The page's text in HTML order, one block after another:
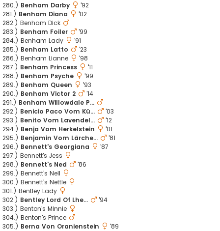
280.) Benham Darby
'92
281.) Benham Diana
'02
282.) Benham Dick
283.) Benham Foiler
'99
284.) Benham Lady
'91
285.) Benham Latto
'23
286.) Benham Lianne
'98
287.) Benham Princess
'11
288.) Benham Psyche
'99
289.) Benham Queen
'93
290.) Benham Victor 2
'14
291.) Benham Willowdale P...
292.) Benicio Paco Vom Kü...
'03
293.) Benito Vom Lavendel...
'12
294.) Benja Vom Herkelstein
'01
295.) Benjamin Vom Lärche...
'81
296.) Bennett's Georgiana
'87
297.) Bennett's Jess
298.) Bennett's Ned
'86
299.) Bennett's Nell
300.) Bennett's Nettle
301.) Bentley Lady
302.) Bentley Lord Of Lhe...
'94
303.) Benton's Minnie
304.) Benton's Prince
305.) Berna Von Oranienstein
'89